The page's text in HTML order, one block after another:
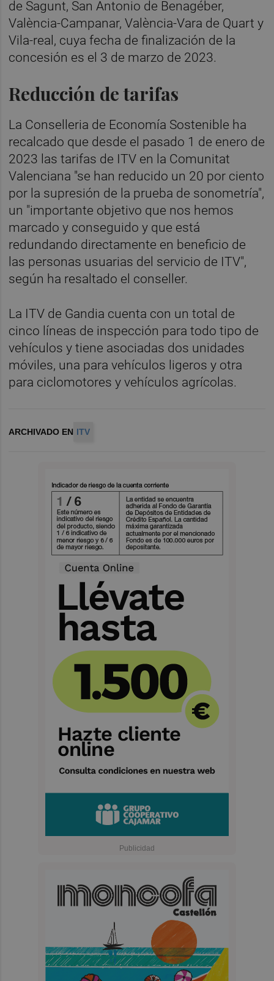
de Sagunt, San Antonio de Benagéber,
València-Campanar, València-Vara de Quart y
Vila-real, cuya fecha de finalización de la
concesión es el 3 de marzo de 2023.
Reducción de tarifas
La Conselleria de Economía Sostenible ha
recalcado que desde el pasado 1 de enero de
2023 las tarifas de ITV en la Comunitat
Valenciana "se han reducido un 20 por ciento
por la supresión de la prueba de sonometría",
un "importante objetivo que nos hemos
marcado y conseguido y que está
redundando directamente en beneficio de
las personas usuarias del servicio de ITV",
según ha resaltado el conseller.
La ITV de Gandia cuenta con un total de
cinco líneas de inspección para todo tipo de
vehículos y tiene asociadas dos unidades
móviles, una para vehículos ligeros y otra
para ciclomotores y vehículos agrícolas.
ARCHIVADO EN ITV